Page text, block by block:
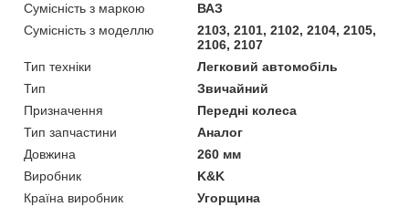
Сумісність з маркою
ВАЗ
Сумісність з моделлю
2103, 2101, 2102, 2104, 2105,
2106, 2107
Тип техніки
Легковий автомобіль
Тип
Звичайний
Призначення
Передні колеса
Тип запчастини
Аналог
Довжина
260 мм
Виробник
K&K
Країна виробник
Угорщина